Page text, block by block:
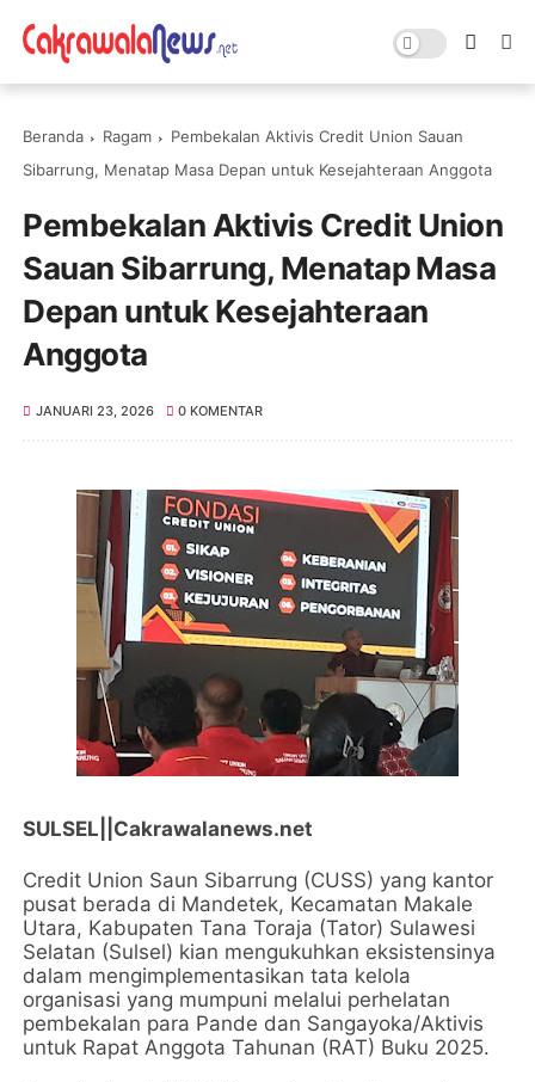
Beranda Ragam
Pembekalan Aktivis Credit Union Sauan
Sibarrung, Menatap Masa Depan untuk Kesejahteraan Anggota
Pembekalan Aktivis Credit Union
Sauan Sibarrung, Menatap Masa
Depan untuk Kesejahteraan
Anggota
JANUARI 23, 2026 0 KOMENTAR
SULSEL||Cakrawalanews.net
Credit Union Saun Sibarrung (CUSS) yang kantor
pusat berada di Mandetek, Kecamatan Makale
Utara, Kabupaten Tana Toraja (Tator) Sulawesi
Selatan (Sulsel) kian mengukuhkan eksistensinya
dalam mengimplementasikan tata kelola
organisasi yang mumpuni melalui perhelatan
pembekalan para Pande dan Sangayoka/Aktivis
untuk Rapat Anggota Tahunan (RAT) Buku 2025.